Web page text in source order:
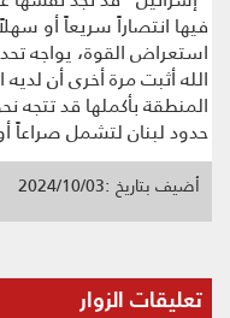
فيها انتصاراً سريعاً أو
استعراض القوة، يواجه
الله أثبت مرة أخرى أن
المنطقة بأكملها قد تتجه
حدود لبنان لتشمل
أضيف بتاريخ :2024/10/03
تعليقات الزوار